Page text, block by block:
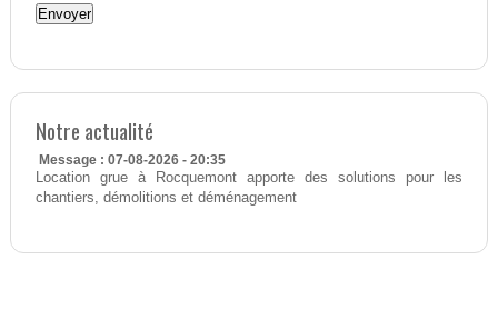
Notre actualité
Message : 07-08-2026 - 20:35
Location grue à Rocquemont apporte des solutions pour les
chantiers, démolitions et déménagement